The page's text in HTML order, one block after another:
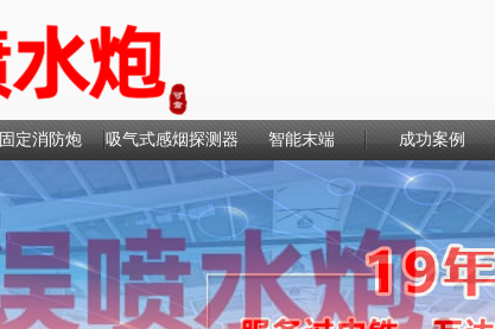
固定消防炮 吸气式感烟探测器 智能末端 成功案例